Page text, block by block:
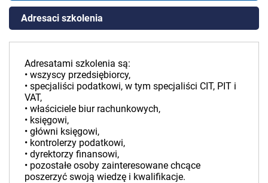
Adresaci szkolenia
Adresatami szkolenia są:
• wszyscy przedsiębiorcy,
• specjaliści podatkowi, w tym specjaliści CIT, PIT i
VAT,
• właściciele biur rachunkowych,
• księgowi,
• główni księgowi,
• kontrolerzy podatkowi,
• dyrektorzy finansowi,
• pozostałe osoby zainteresowane chcące
poszerzyć swoją wiedzę i kwalifikacje.